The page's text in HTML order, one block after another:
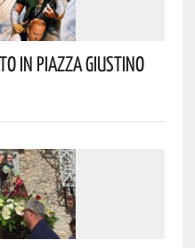
In Piazza Giustino